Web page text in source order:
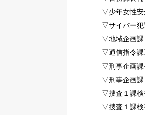
▽少年女性安
▽サイバー犯
▽地域企画課
▽通信指令課
▽刑事企画課
▽刑事企画課
▽捜査１課検
▽捜査１課検